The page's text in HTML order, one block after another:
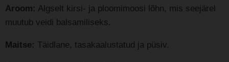
Aroom: Algselt kirsi- ja ploomimoosi lõhn, mis seejärel
muutub veidi balsamiliseks.
Maitse: Täidlane, tasakaalustatud ja püsiv.